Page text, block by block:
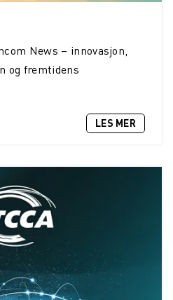
News – innovasjon,
og fremtidens
LES MER